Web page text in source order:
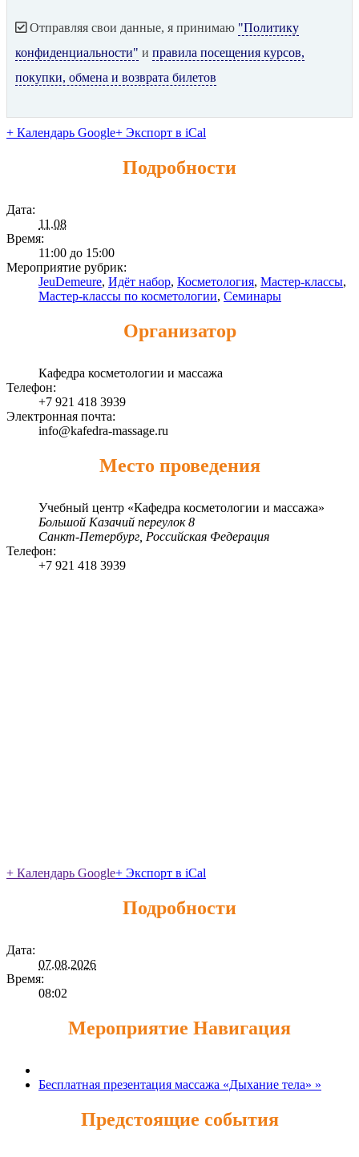
Отправляя свои данные, я принимаю "Политику
конфиденциальности" и правила посещения курсов,
покупки, обмена и возврата билетов
+ Календарь Google+ Экспорт в iCal
Подробности
Дата:
11.08
Время:
11:00 до 15:00
Мероприятие рубрик:
JeuDemeure, Идёт набор, Косметология, Мастер-классы,
Мастер-классы по косметологии, Семинары
Организатор
Кафедра косметологии и массажа
Телефон:
+7 921 418 3939
Электронная почта:
info@kafedra-massage.ru
Место проведения
Учебный центр «Кафедра косметологии и массажа»
Большой Казачий переулок 8
Санкт-Петербург Российская Федерация
Телефон:
+7 921 418 3939
+ Календарь Google+ Экспорт в iCal
Подробности
Дата:
07.08.2026
Время:
08:02
Мероприятие Навигация
Бесплатная презентация массажа «Дыхание тела» »
Предстоящие события